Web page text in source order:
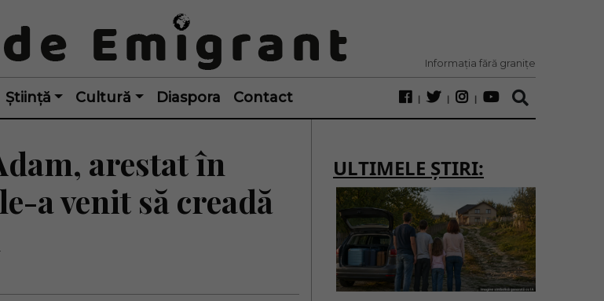
Informația fără granițe
Știință Cultură Diaspora Contact
arestat în
a venit să creadă
ULTIMELE ȘTIRI: